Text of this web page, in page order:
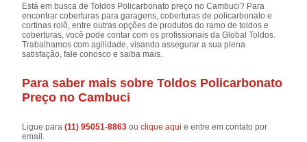
Está em busca de Toldos Policarbonato preço no Cambuci? Para
encontrar coberturas para garagens, coberturas de policarbonato e
cortinas rolô, entre outras opções de produtos do ramo de toldos e
coberturas, você pode contar com os profissionais da Global Toldos.
Trabalhamos com agilidade, visando assegurar a sua plena
satisfação, fale conosco e saiba mais.
Para saber mais sobre Toldos Policarbonato
Preço no Cambuci
Ligue para(11) 95051-8863ouclique aqui e entre em contato por
email.